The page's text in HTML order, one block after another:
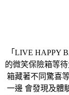
「LIVE HAPPY
的微笑保險箱等
箱藏著不同驚喜
一邊 會發現及體